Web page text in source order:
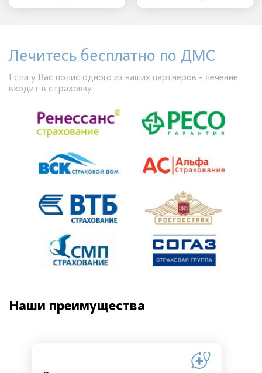
Лечитесь бесплатно по ДМС
Если у Вас полис одного из наших партнеров - лечение
входит в страховку
Наши преимущества